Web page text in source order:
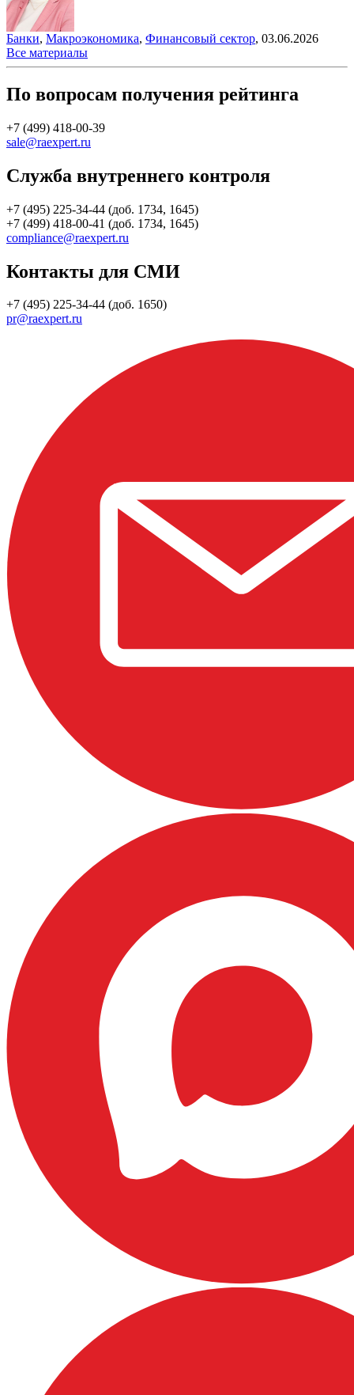
Банки, Макроэкономика, Финансовый сектор, 03.06.2026
Все материалы
По вопросам получения рейтинга
+7 (499) 418-00-39
sale@raexpert.ru
Служба внутреннего контроля
+7 (495) 225-34-44 (доб. 1734, 1645)
+7 (499) 418-00-41 (доб. 1734, 1645)
compliance@raexpert.ru
Контакты для СМИ
+7 (495) 225-34-44 (доб. 1650)
pr@raexpert.ru